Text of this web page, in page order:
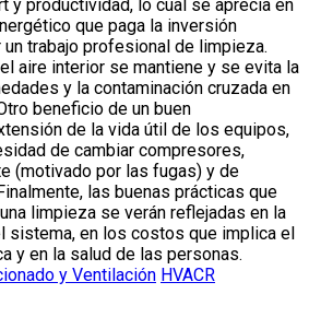
y productividad, lo cual se aprecia en
que paga la inversión
trabajo profesional de limpieza.
aire interior se mantiene y se evita la
y la contaminación cruzada en
beneficio de un buen
de la vida útil de los equipos,
de cambiar compresores,
(motivado por las fugas) y de
las buenas prácticas que
limpieza se verán reflejadas en la
sistema, en los costos que implica el
y en la salud de las personas.
y Ventilación HVACR